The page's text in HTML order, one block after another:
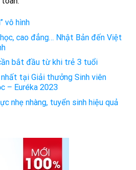
vô hình
cao đẳng… Nhật Bản đến Việt
bắt đầu từ khi trẻ 3 tuổi
tại Giải thưởng Sinh viên
– Euréka 2023
nhẹ nhàng, tuyển sinh hiệu quả